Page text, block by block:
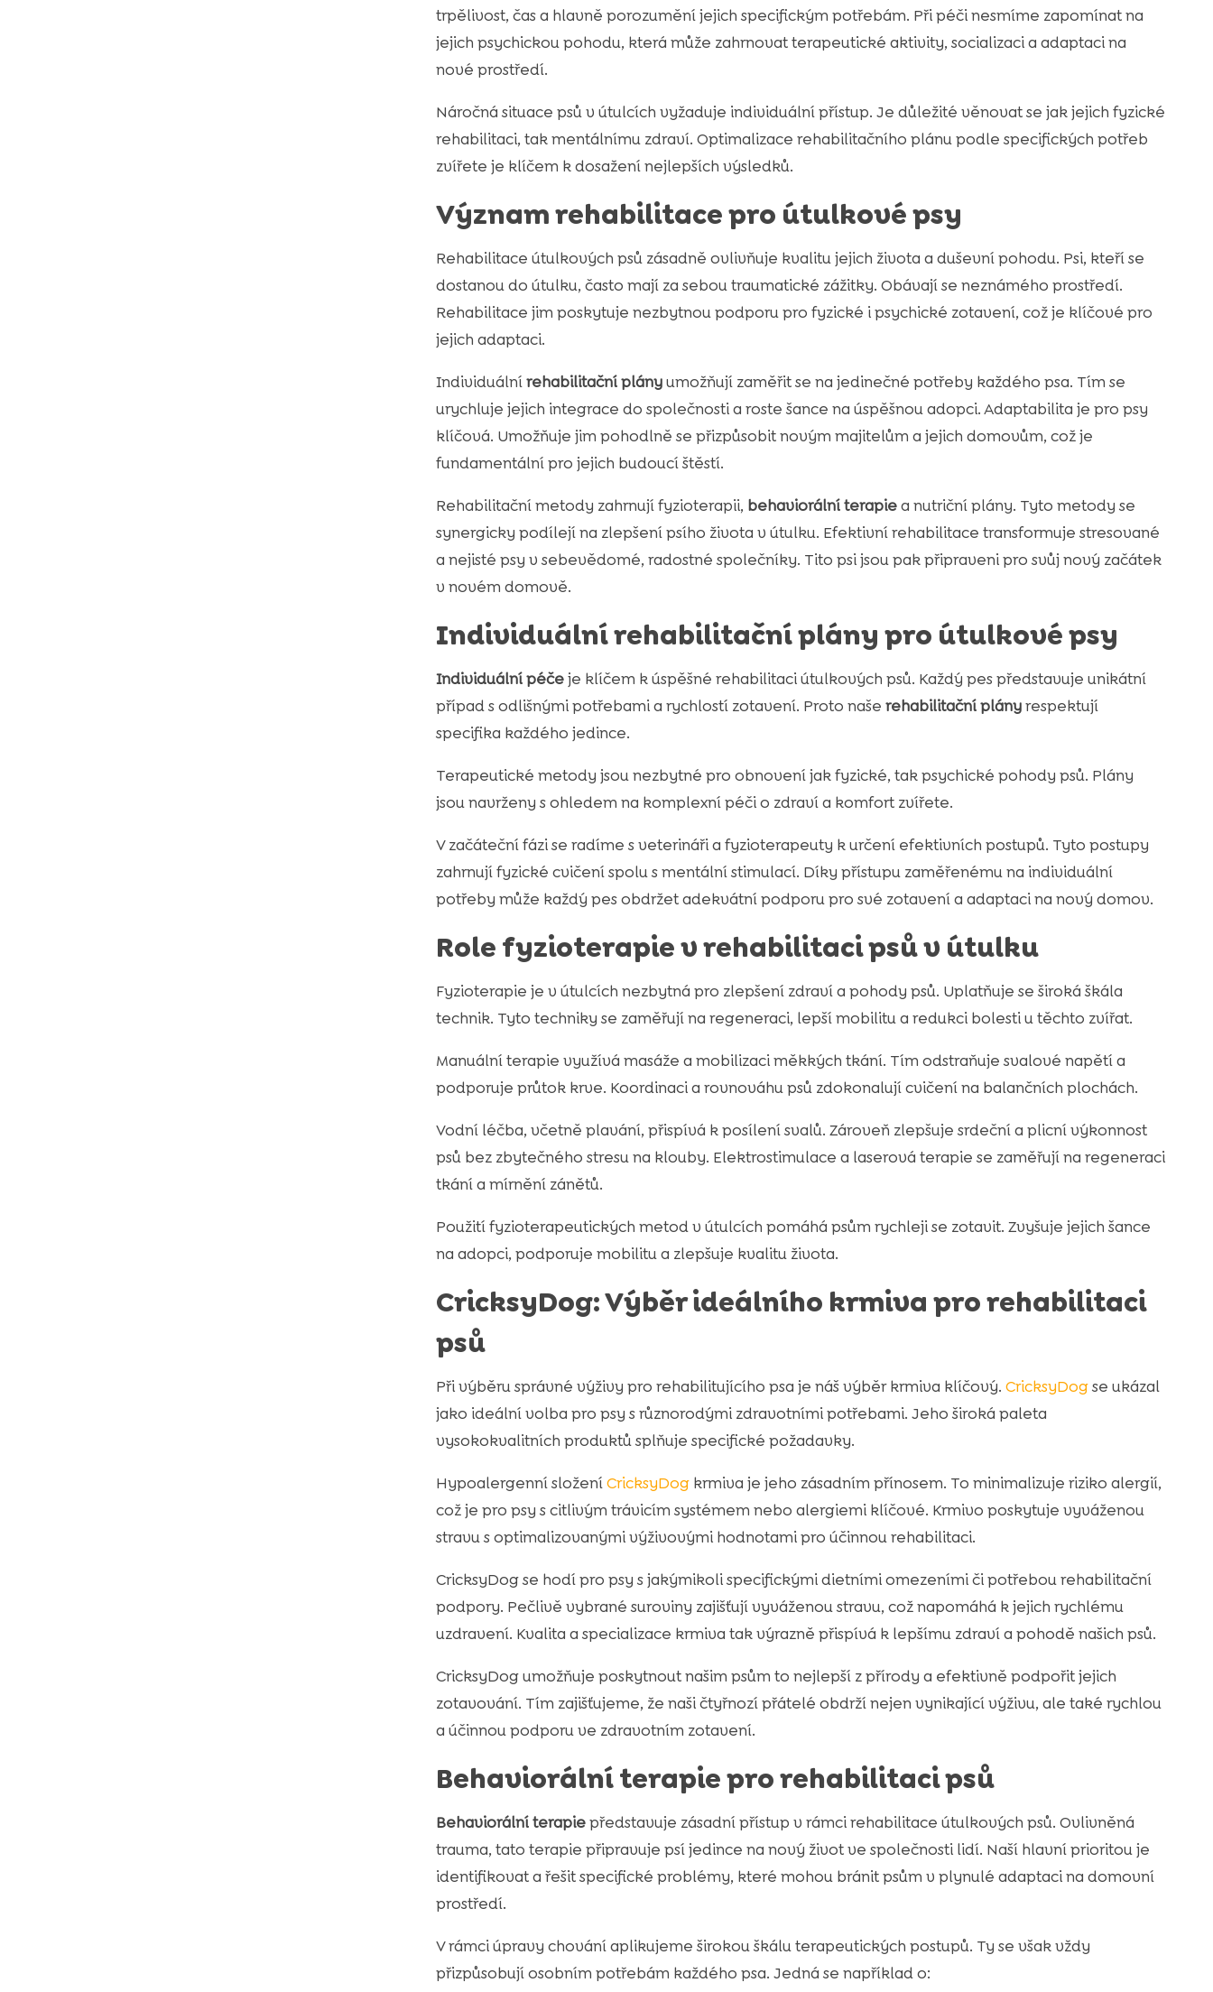
trpělivost, čas a hlavně porozumění jejich specifickým potřebám. Při péči nesmíme zapomínat na
jejich psychickou pohodu, která může zahrnovat terapeutické aktivity, socializaci a adaptaci na
nové prostředí.
Náročná situace psů v útulcích vyžaduje individuální přístup. Je důležité věnovat se jak jejich fyzické
rehabilitaci, tak mentálnímu zdraví. Optimalizace rehabilitačního plánu podle specifických potřeb
zvířete je klíčem k dosažení nejlepších výsledků.
Význam rehabilitace pro útulkové psy
Rehabilitace útulkových psů zásadně ovlivňuje kvalitu jejich života a duševní pohodu. Psi, kteří se
dostanou do útulku, často mají za sebou traumatické zážitky. Obávají se neznámého prostředí.
Rehabilitace jim poskytuje nezbytnou podporu pro fyzické i psychické zotavení, což je klíčové pro
jejich adaptaci.
Individuálnírehabilitační plányumožňují zaměřit se na jedinečné potřeby každého psa. Tím se
urychluje jejich integrace do společnosti a roste šance na úspěšnou adopci. Adaptabilita je pro psy
klíčová. Umožňuje jim pohodlně se přizpůsobit novým majitelům a jejich domovům, což je
fundamentální pro jejich budoucí štěstí.
Rehabilitační metody zahrnují fyzioterapii, behaviorální terapiea nutriční plány. Tyto metody se
synergicky podílejí na zlepšení psího života v útulku. Efektivní rehabilitace transformuje stresované
a nejisté psy v sebevědomé, radostné společníky. Tito psi jsou pak připraveni pro svůj nový začátek
v novém domově.
Individuální rehabilitační plány pro útulkové psy
Individuální péčeje klíčem k úspěšné rehabilitaci útulkových psů. Každý pes představuje unikátní
případ s odlišnými potřebami a rychlostí zotavení. Proto naše rehabilitační plányrespektují
specifika každého jedince.
Terapeutické metody jsou nezbytné pro obnovení jak fyzické, tak psychické pohody psů. Plány
jsou navrženy s ohledem na komplexní péči o zdraví a komfort zvířete.
V začáteční fázi se radíme s veterináři a fyzioterapeuty k určení efektivních postupů. Tyto postupy
zahrnují fyzické cvičení spolu s mentální stimulací. Díky přístupu zaměřenému na individuální
potřeby může každý pes obdržet adekvátní podporu pro své zotavení a adaptaci na nový domov.
Role fyzioterapie v rehabilitaci psů v útulku
Fyzioterapie je v útulcích nezbytná pro zlepšení zdraví a pohody psů. Uplatňuje se široká škála
technik. Tyto techniky se zaměřují na regeneraci, lepší mobilitu a redukci bolesti u těchto zvířat.
Manuální terapie využívá masáže a mobilizaci měkkých tkání. Tím odstraňuje svalové napětí a
podporuje průtok krve. Koordinaci a rovnováhu psů zdokonalují cvičení na balančních plochách.
Vodní léčba, včetně plavání, přispívá k posílení svalů. Zároveň zlepšuje srdeční a plicní výkonnost
psů bez zbytečného stresu na klouby. Elektrostimulace a laserová terapie se zaměřují na regeneraci
tkání a mírnění zánětů.
Použití fyzioterapeutických metod v útulcích pomáhá psům rychleji se zotavit. Zvyšuje jejich šance
na adopci, podporuje mobilitu a zlepšuje kvalitu života.
CricksyDog: Výběr ideálního krmiva pro rehabilitaci
psů
Při výběru správné výživy pro rehabilitujícího psa je náš výběr krmiva klíčový. CricksyDogse ukázal
jako ideální volba pro psy s různorodými zdravotními potřebami. Jeho široká paleta
vysokokvalitních produktů splňuje specifické požadavky.
Hypoalergenní složeníCricksyDogkrmiva je jeho zásadním přínosem. To minimalizuje riziko alergií,
což je pro psy s citlivým trávicím systémem nebo alergiemi klíčové. Krmivo poskytuje vyváženou
stravu s optimalizovanými výživovými hodnotami pro účinnou rehabilitaci.
CricksyDog se hodí pro psy s jakýmikoli specifickými dietními omezeními či potřebou rehabilitační
podpory. Pečlivě vybrané suroviny zajišťují vyváženou stravu, což napomáhá k jejich rychlému
uzdravení. Kvalita a specializace krmiva tak výrazně přispívá k lepšímu zdraví a pohodě našich psů.
CricksyDog umožňuje poskytnout našim psům to nejlepší z přírody a efektivně podpořit jejich
zotavování. Tím zajišťujeme, že naši čtyřnozí přátelé obdrží nejen vynikající výživu, ale také rychlou
a účinnou podporu ve zdravotním zotavení.
Behaviorální terapie pro rehabilitaci psů
Behaviorální terapiepředstavuje zásadní přístup v rámci rehabilitace útulkových psů. Ovlivněná
trauma, tato terapie připravuje psí jedince na nový život ve společnosti lidí. Naší hlavní prioritou je
identifikovat a řešit specifické problémy, které mohou bránit psům v plynulé adaptaci na domovní
prostředí.
V rámci úpravy chování aplikujeme širokou škálu terapeutických postupů. Ty se však vždy
přizpůsobují osobním potřebám každého psa. Jedná se například o: